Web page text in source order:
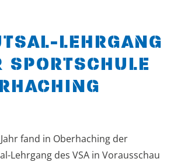
LEHRGANG
SPORTSCHULE
fand in Oberhaching der
Lehrgang des VSA in Vorausschau